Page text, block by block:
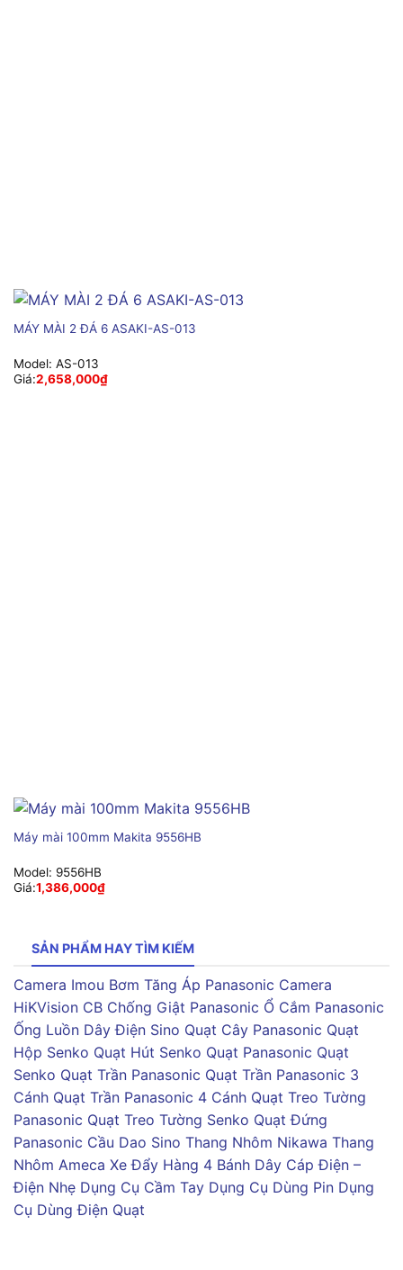
MÁY MÀI 2 ĐÁ 6 ASAKI-AS-013
Model: AS-013
Giá:2,658,000₫
Máy mài 100mm Makita 9556HB
Model: 9556HB
Giá:1,386,000₫
SẢN PHẨM HAY TÌM KIẾM
Camera Imou Bơm Tăng Áp Panasonic Camera
HiKVision CB Chống Giật Panasonic Ổ Cắm Panasonic
Ống Luồn Dây Điện Sino Quạt Cây Panasonic Quạt
Hộp Senko Quạt Hút Senko Quạt Panasonic Quạt
Senko Quạt Trần Panasonic Quạt Trần Panasonic 3
Cánh Quạt Trần Panasonic 4 Cánh Quạt Treo Tường
Panasonic Quạt Treo Tường Senko Quạt Đứng
Panasonic Cầu Dao Sino Thang Nhôm Nikawa Thang
Nhôm Ameca Xe Đẩy Hàng 4 Bánh Dây Cáp Điện –
Điện Nhẹ Dụng Cụ Cầm Tay Dụng Cụ Dùng Pin Dụng
Cụ Dùng Điện Quạt